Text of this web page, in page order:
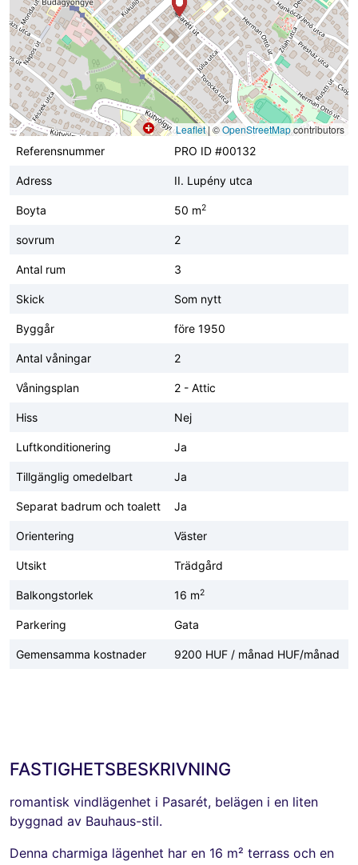
Leaflet|©OpenStreetMapcontributors
Referensnummer
PRO ID #00132
Adress II. Lupény utca
Boyta 50 m2
sovrum 2
Antal rum 3
Skick Som nytt
Byggår före 1950
Antal våningar 2
Våningsplan 2 - Attic
Hiss Nej
Luftkonditionering Ja
Tillgänglig omedelbart Ja
Separat badrum och toalett Ja
Orientering Väster
Utsikt Trädgård
Balkongstorlek 16 m2
Parkering Gata
Gemensamma kostnader 9200 HUF / månad HUF/månad
FASTIGHETSBESKRIVNING
romantisk vindlägenhet i Pasarét, belägen i en liten
byggnad av Bauhaus-stil.
Denna charmiga lägenhet har en 16 m² terrass och en